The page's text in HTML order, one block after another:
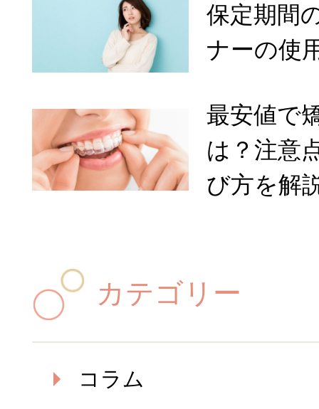
保定期間
ナーの使
最安値で
は？注意
び方を解
カテゴリー
コラム